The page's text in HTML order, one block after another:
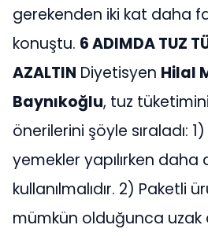
gerekenden iki kat daha
konuştu. 6 ADIMDA TUZ
AZALTIN Diyetisyen Hilal
Baynıkoğlu, tuz
önerilerini şöyle sıraladı:
yemekler yapılırken daha
kullanılmalıdır. 2) Paketli
mümkün olduğunca uzak